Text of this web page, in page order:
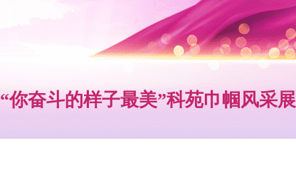
“你奋斗的样子最美”科苑巾帼风采展